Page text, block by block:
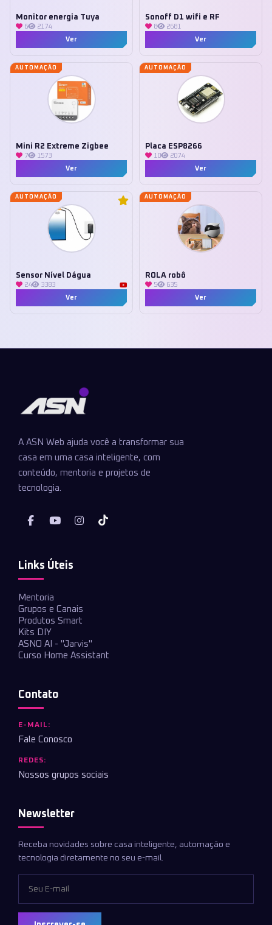
Monitor energia Tuya
6
2174
Ver
Sonoff D1 wifi e RF
8
2681
Ver
AUTOMAÇÃO
Mini R2 Extreme Zigbee
7
1573
Ver
AUTOMAÇÃO
Placa ESP8266
10
2074
Ver
AUTOMAÇÃO
Sensor Nível Dágua
24
3383
Ver
AUTOMAÇÃO
ROLA robô
5
635
Ver
A ASN Web ajuda você a transformar sua
casa em uma casa inteligente, com
conteúdo, mentoria e projetos de
tecnologia.
Links Úteis
Mentoria
Grupos e Canais
Produtos Smart
Kits DIY
ASNO AI - "Jarvis"
Curso Home Assistant
Contato
E-MAIL:
Fale Conosco
REDES:
Nossos grupos sociais
Newsletter
Receba novidades sobre casa inteligente, automação e
tecnologia diretamente no seu e-mail.